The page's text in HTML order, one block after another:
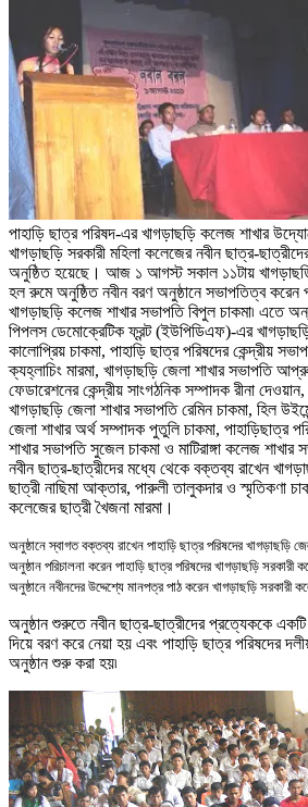
পাহাড়ি ছাত্র পরিষদ-এর খাগড়াছড়ি কলেজ শাখার
খাগড়াছড়ি সরকারী মহিলা কলেজের নবীন ছাত্র-
অনুষ্ঠিত হয়েছে। আজ ১ আগস্ট সকাল ১১টায়
হল রুমে অনুষ্ঠিত নবীন বরণ অনুষ্ঠানে সভাপতিত্ব করেন
খাগড়াছড়ি কলেজ শাখার সভাপতি বিপুল চাকমা৷ এতে
পিপলস ডেমোক্রেটিক ফ্রন্ট (ইউপিডিএফ)-এর
কালোপ্রিয় চাকমা, পাহাড়ি ছাত্র পরিষদের কেন্দ্রীয়
ক্যহ্লাচিং মারমা, খাগড়াছড়ি জেলা শাখার সভাপতি
ফেডারেশনের কেন্দ্রীয় সাংগঠনিক সম্পাদক রীনা দেওয়ান,
খাগড়াছড়ি জেলা শাখার সভাপতি রেমিন চাকমা, হিল
জেলা শাখার অর্থ সম্পাদক পুতুলি চাকমা, পাহাড়িছাত্র
শাখার সভাপতি সুজেল চাকমা ও মাটিরাঙ্গা কলেজ শাখার
নবীন ছাত্র-ছাত্রীদের মধ্যে থেকে বক্তব্য রাখেন
ছাত্রী নাছিমা আক্তার, পারুলী তালুকদার ও স্মৃতিকণা
কলেজের ছাত্রী খৈজনা মারমা ।
অনুষ্ঠানে স্বাগত বক্তব্য রাখেন পাহাড়ি ছাত্র পরিষদের খাগড়াছড়ি
অনুষ্ঠান পরিচালনা করেন পাহাড়ি ছাত্র পরিষদের খাগড়াছড়ি সরকারী
অনুষ্ঠানে নবীনদের উদ্দেশ্যে মানপত্র পাঠ করেন খাগড়াছড়ি সরকারী
অনুষ্ঠান শুরুতে নবীন ছাত্র-ছাত্রীদের প্রত্যেককে
দিয়ে বরণ করে নেয়া হয় এবং পাহাড়ি ছাত্র পরিষদের
অনুষ্ঠান শুরু করা হয়৷